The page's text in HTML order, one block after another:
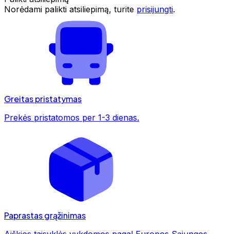
Norėdami palikti atsiliepimą, turite prisijungti.
Greitas pristatymas
Prekės pristatomos per 1-3 dienas.
Paprastas grąžinimas